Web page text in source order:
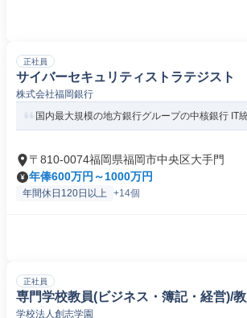
正社員
サイバーセキュリティストラテジスト
株式会社福岡銀行
国内最大規模の地方銀行グループの中核銀行 IT
〒810-0074福岡県福岡市中央区大手門
年俸600万円～1000万円
年間休日120日以上 +14個
正社員
専門学校教員(ビジネス・簿記・経営)/
学校法人創志学園